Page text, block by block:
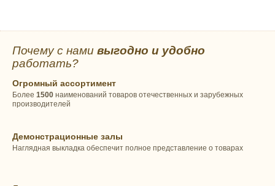
Почему с нами выгодно и удобно
работать?
Огромный ассортимент
Более 1500 наименований товаров отечественных и зарубежных
производителей
Демонстрационные залы
Наглядная выкладка обеспечит полное представление о товарах